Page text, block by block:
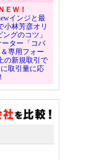
ＥＷ！
インジと最
小林芳彦オリ
グのコツ」
ーター「コバ
専用フォー
の新規取引で
取引量に応